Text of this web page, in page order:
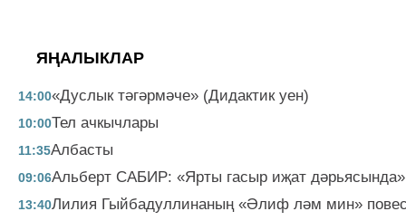
ЯҢАЛЫКЛАР
14:00«Дуслык тәгәрмәче» (Дидактик уен)
10:00Тел ачкычлары
11:35Албасты
09:06Альберт САБИР: «Ярты гасыр иҗат дәрьясында»
13:40Лилия Гыйбадуллинаның «Әлиф ләм мин»